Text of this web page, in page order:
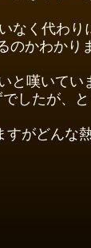
く代わり
のかわかり
と嘆いてい
したが、
がどんな